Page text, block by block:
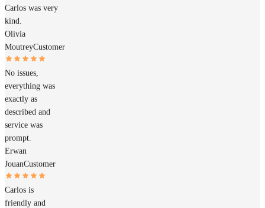
Carlos was very
kind.
Olivia
MoutreyCustomer
No issues,
everything was
exactly as
described and
service was
prompt.
Erwan
JouanCustomer
Carlos is
friendly and